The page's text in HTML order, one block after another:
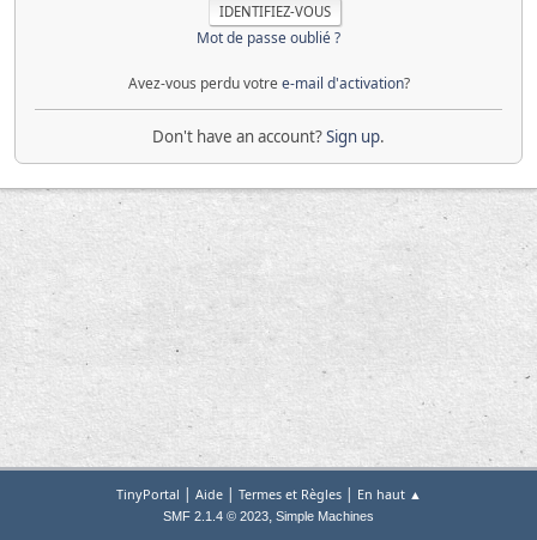
Mot de passe oublié ?
Avez-vous perdu votre e-mail d'activation?
Don't have an account?Sign up.
TinyPortal | Aide| Termes et Règles| En haut ▲
SMF 2.1.4 © 2023, Simple Machines